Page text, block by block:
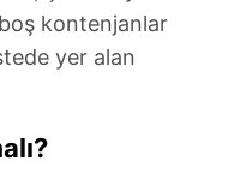
kullanılacaktır.
yer alan panel
ilişkin detaylı bilgi
kontenjanlar
yer alan